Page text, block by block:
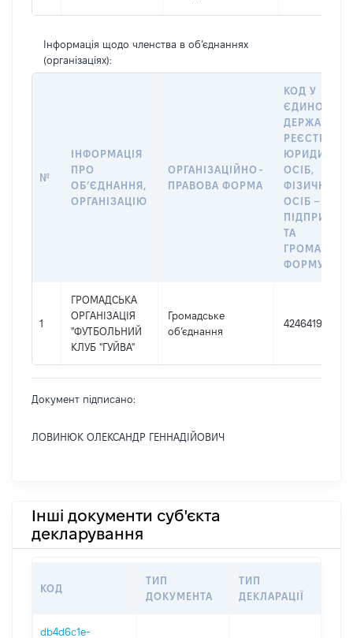
Інформація щодо членства в об’єднаннях
(організаціях):
№
ІНФОРМАЦІЯ
ПРО
ОБʼЄДНАННЯ,
ОРГАНІЗАЦІЮ
ОРГАНІЗАЦІЙНО-
ПРАВОВА ФОРМА
КОД У
ЄДИНОМУ
РЕЄСТРІ
ОСІБ,
ФІЗИЧНИХ
ОСІБ –
ТА
1
ГРОМАДСЬКА
ОРГАНІЗАЦІЯ
"ФУТБОЛЬНИЙ
КЛУБ "ГУЙВА"
Громадське
об’єднання
42464194
Документ підписано:
ЛОВИНЮК ОЛЕКСАНДР ГЕННАДІЙОВИЧ
Інші документи суб'єкта
декларування
КОД
ТИП
ДОКУМЕНТА
ТИП
ДЕКЛАРАЦІЇ
db4d6c1e-